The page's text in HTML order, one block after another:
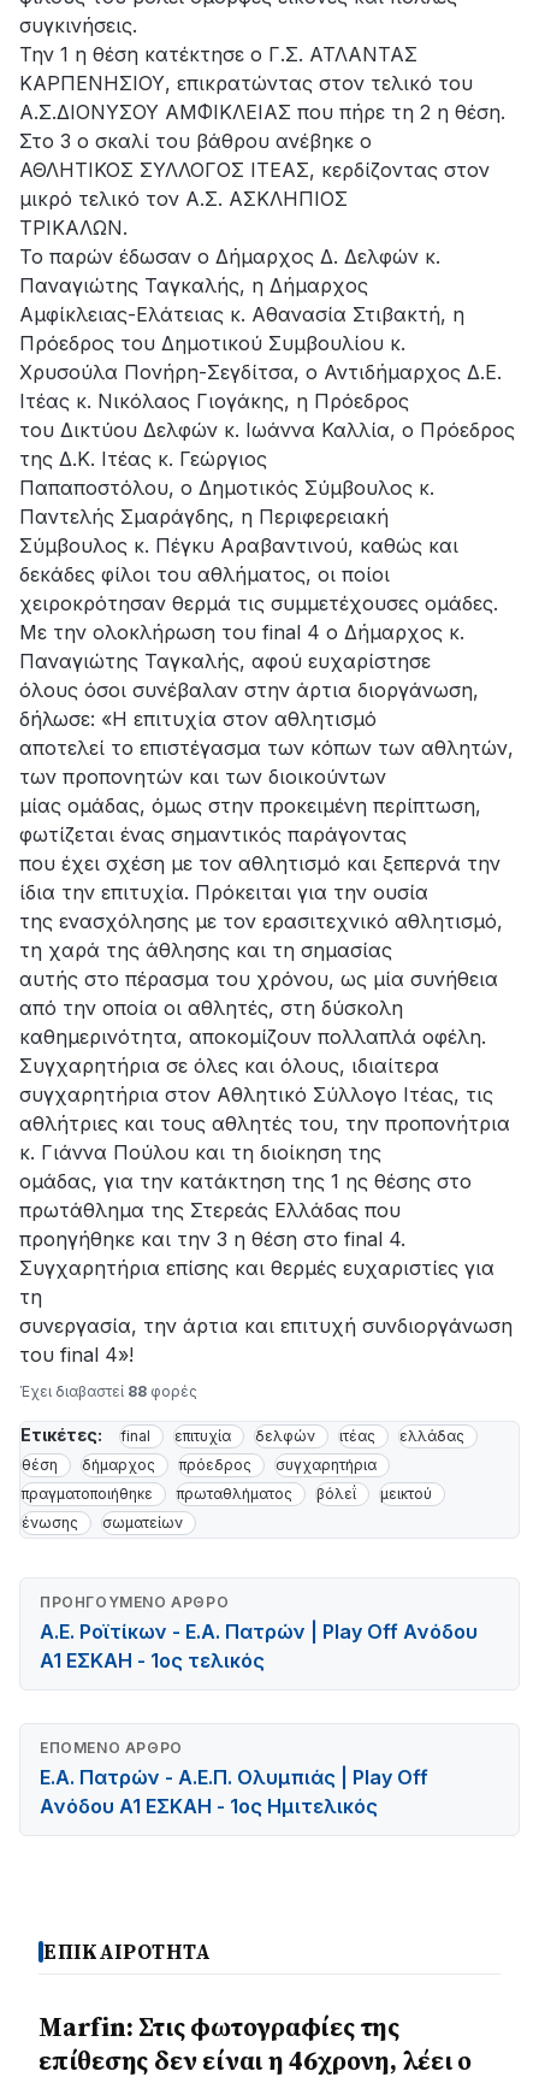
συγκινήσεις.
Την 1 η θέση κατέκτησε ο Γ.Σ. ΑΤΛΑΝΤΑΣ
ΚΑΡΠΕΝΗΣΙΟΥ, επικρατώντας στον τελικό του
Α.Σ.ΔΙΟΝΥΣΟΥ ΑΜΦΙΚΛΕΙΑΣ που πήρε τη 2 η θέση.
Στο 3 ο σκαλί του βάθρου ανέβηκε ο
ΑΘΛΗΤΙΚΟΣ ΣΥΛΛΟΓΟΣ ΙΤΕΑΣ, κερδίζοντας στον
μικρό τελικό τον Α.Σ. ΑΣΚΛΗΠΙΟΣ
ΤΡΙΚΑΛΩΝ.
Το παρών έδωσαν ο Δήμαρχος Δ. Δελφών κ.
Παναγιώτης Ταγκαλής, η Δήμαρχος
Αμφίκλειας-Ελάτειας κ. Αθανασία Στιβακτή, η
Πρόεδρος του Δημοτικού Συμβουλίου κ.
Χρυσούλα Πονήρη-Σεγδίτσα, ο Αντιδήμαρχος Δ.Ε.
Ιτέας κ. Νικόλαος Γιογάκης, η Πρόεδρος
του Δικτύου Δελφών κ. Ιωάννα Καλλία, ο Πρόεδρος
της Δ.Κ. Ιτέας κ. Γεώργιος
Παπαποστόλου, ο Δημοτικός Σύμβουλος κ.
Παντελής Σμαράγδης, η Περιφερειακή
Σύμβουλος κ. Πέγκυ Αραβαντινού, καθώς και
δεκάδες φίλοι του αθλήματος, οι ποίοι
χειροκρότησαν θερμά τις συμμετέχουσες ομάδες.
Με την ολοκλήρωση του final 4 ο Δήμαρχος κ.
Παναγιώτης Ταγκαλής, αφού ευχαρίστησε
όλους όσοι συνέβαλαν στην άρτια διοργάνωση,
δήλωσε: «Η επιτυχία στον αθλητισμό
αποτελεί το επιστέγασμα των κόπων των αθλητών,
των προπονητών και των διοικούντων
μίας ομάδας, όμως στην προκειμένη περίπτωση,
φωτίζεται ένας σημαντικός παράγοντας
που έχει σχέση με τον αθλητισμό και ξεπερνά την
ίδια την επιτυχία. Πρόκειται για την ουσία
της ενασχόλησης με τον ερασιτεχνικό αθλητισμό,
τη χαρά της άθλησης και τη σημασίας
αυτής στο πέρασμα του χρόνου, ως μία συνήθεια
από την οποία οι αθλητές, στη δύσκολη
καθημερινότητα, αποκομίζουν πολλαπλά οφέλη.
Συγχαρητήρια σε όλες και όλους, ιδιαίτερα
συγχαρητήρια στον Αθλητικό Σύλλογο Ιτέας, τις
αθλήτριες και τους αθλητές του, την προπονήτρια
κ. Γιάννα Πούλου και τη διοίκηση της
ομάδας, για την κατάκτηση της 1 ης θέσης στο
πρωτάθλημα της Στερεάς Ελλάδας που
προηγήθηκε και την 3 η θέση στο final 4.
Συγχαρητήρια επίσης και θερμές ευχαριστίες για
τη
συνεργασία, την άρτια και επιτυχή συνδιοργάνωση
του final 4»!
Έχει διαβαστεί 88 φορές
Ετικέτες: final επιτυχία δελφών ιτέας
ελλάδας
θέση
δήμαρχος πρόεδρος
συγχαρητήρια
πραγματοποιήθηκε
πρωταθλήματος βόλεΐ
μεικτού
ένωσης
σωματείων
ΠΡΟΗΓΟΎΜΕΝΟ ΆΡΘΡΟ
Α.Ε. Ροϊτίκων - Ε.Α. Πατρών | Play Off Aνόδου
A1 EΣΚΑΗ - 1ος τελικός
ΕΠΌΜΕΝΟ ΆΡΘΡΟ
Ε.Α. Πατρών - Α.Ε.Π. Ολυμπιάς | Play Off
Aνόδου A1 EΣΚΑΗ - 1ος Ημιτελικός
ΕΠΙΚΑΙΡΟΤΗΤΑ
Marfin: Στις φωτογραφίες της
επίθεσης δεν είναι η 46χρονη, λέει ο